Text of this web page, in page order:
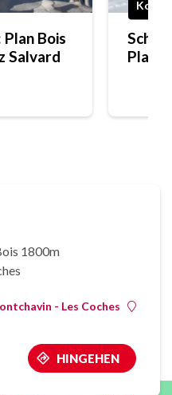
Bois
Salvard
1800m
- Les Coches
HINGEHEN